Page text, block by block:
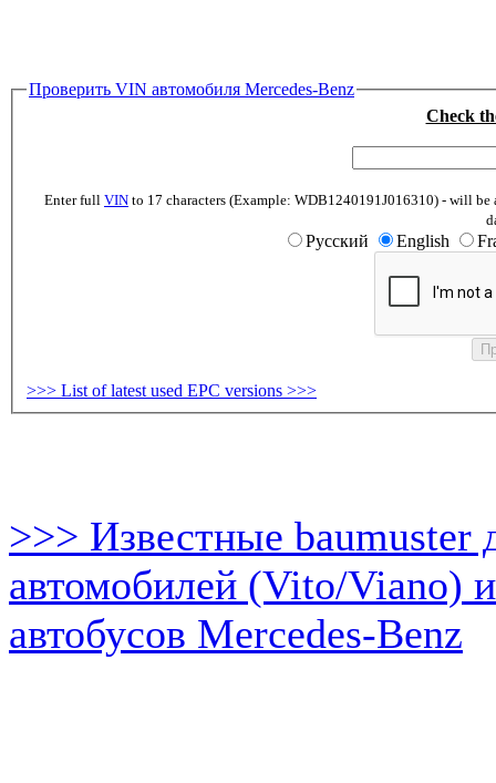
Проверить VIN автомобиля Mercedes-Benz
Check
Enter full VIN to 17 characters (Example: WDB1240191J016310) - will
Русский English
>>> List of latest used EPC versions >>>
>>> Известные baumuster
автомобилей (Vito/Viano)
автобусов Mercedes-Benz